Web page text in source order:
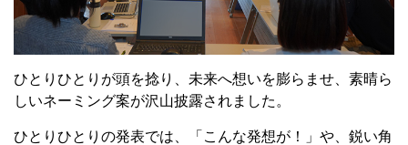
ひとりひとりが頭を捻り、未来へ想いを膨らませ、素晴ら
しいネーミング案が沢山披露されました。
ひとりひとりの発表では、「こんな発想が！」や、鋭い角